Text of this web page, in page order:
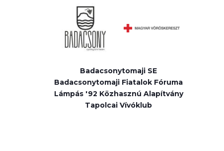
Badacsonytomaji SE
Badacsonytomaji Fiatalok Fóruma
Lámpás '92 Közhasznú Alapítvány
Tapolcai Vívóklub